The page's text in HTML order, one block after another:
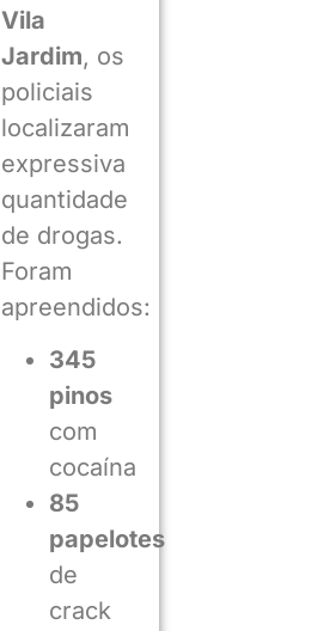
Vila
Jardim, os
policiais
localizaram
expressiva
quantidade
de drogas.
Foram
apreendidos:
345
pinos
com
cocaína
85
papelotes
de
crack